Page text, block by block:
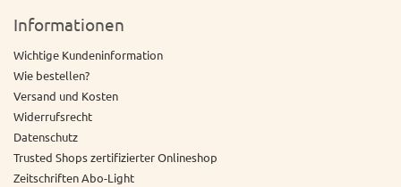
Informationen
Wichtige Kundeninformation
Wie bestellen?
Versand und Kosten
Widerrufsrecht
Datenschutz
Trusted Shops zertifizierter Onlineshop
Zeitschriften Abo-Light